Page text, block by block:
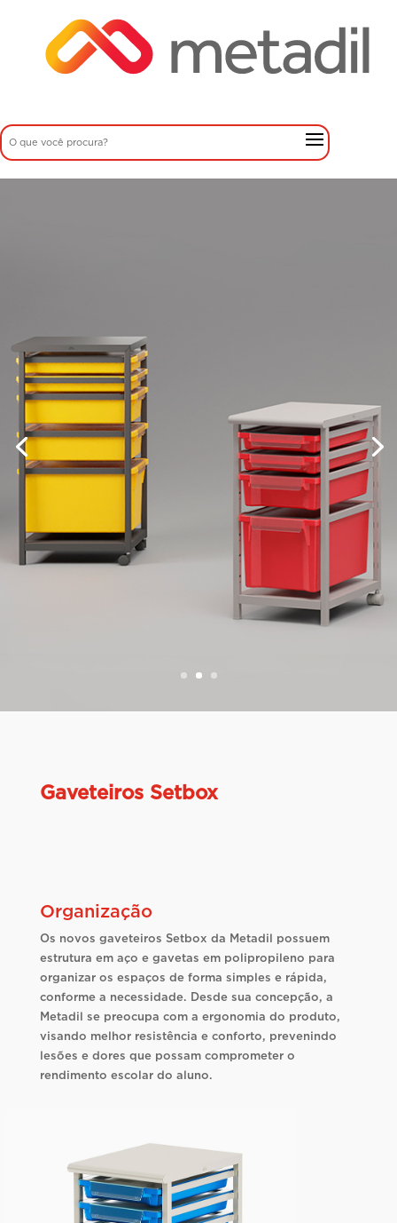
Gaveteiros Setbox
Organização
Os novos gaveteiros Setbox da Metadil possuem
estrutura em aço e gavetas em polipropileno para
organizar os espaços de forma simples e rápida,
conforme a necessidade. Desde sua concepção, a
Metadil se preocupa com a ergonomia do produto,
visando melhor resistência e conforto, prevenindo
lesões e dores que possam comprometer o
rendimento escolar do aluno.